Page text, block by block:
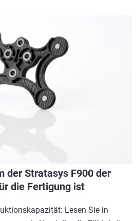
der Stratasys F900 der
die Fertigung ist
Lesen Sie in